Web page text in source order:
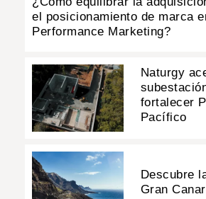
el posicionamiento de marca
Performance Marketing?
Naturgy
fortalecer
Pacífico
Descubre
Gran